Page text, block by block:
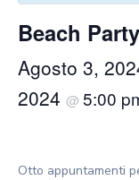
Beach
Agosto 3,
2024 @ 5:00
Otto appuntamenti